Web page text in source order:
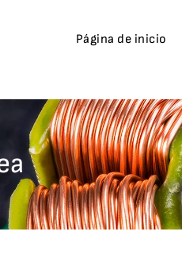
Página de inicio